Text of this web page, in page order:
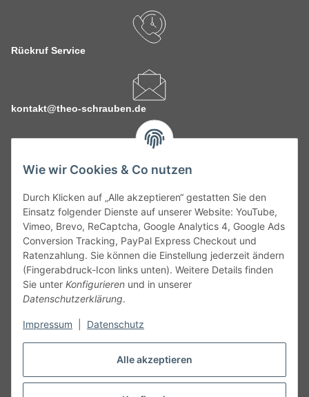
Alle akzeptieren
Wie wir Cookies & Co nutzen
Durch Klicken auf „Alle akzeptieren“ gestatten Sie den
Einsatz folgender Dienste auf unserer Website: YouTube,
Vimeo, Brevo, ReCaptcha, Google Analytics 4, Google Ads
Conversion Tracking, PayPal Express Checkout und
Ratenzahlung. Sie können die Einstellung jederzeit ändern
(Fingerabdruck-Icon links unten). Weitere Details finden
Sie unter Konfigurieren und in unserer
Datenschutzerklärung.
Impressum Datenschutz
Rückruf Service
kontakt@theo-schrauben.de
Service
Gesetzliche Informationen
Alle technischen Angaben ohne Gewähr. Irrtümer und fehlerhafte
Angaben vorbehalten. Wenn Sie Datenblätter oder spezielle
unseren Kundenservice. Abbildungen der Artikel können
Vertrag widerrufen